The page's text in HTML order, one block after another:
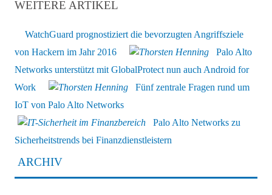
WEITERE ARTIKEL
WatchGuard prognostiziert die bevorzugten Angriffsziele
von Hackern im Jahr 2016
Palo Alto
Networks unterstützt mit GlobalProtect nun auch Android for
Work
Fünf zentrale Fragen rund um
IoT von Palo Alto Networks
Palo Alto Networks zu
Sicherheitstrends bei Finanzdienstleistern
ARCHIV